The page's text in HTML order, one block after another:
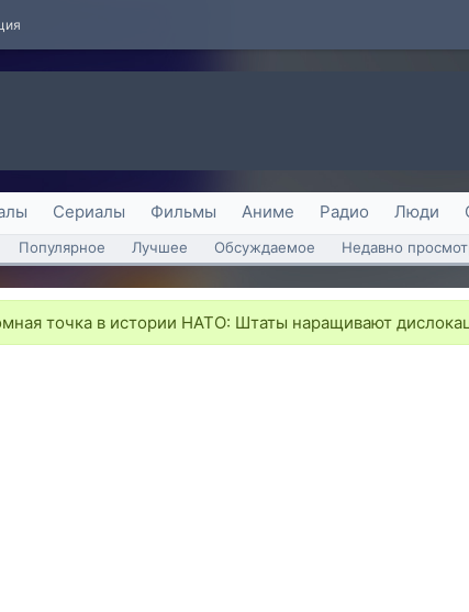
Сериалы Фильмы Аниме Радио Люди
Популярное Лучшее Обсуждаемое Недавно
точка в истории НАТО: Штаты наращивают